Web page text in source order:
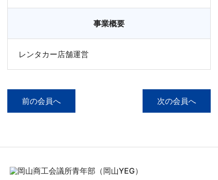
事業概要
レンタカー店舗運営
前の会員へ 次の会員へ